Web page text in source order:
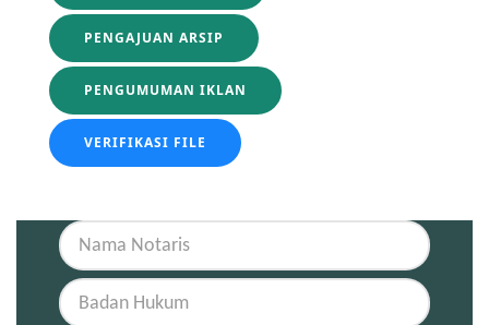
PENGAJUAN ARSIP
PENGUMUMAN IKLAN
VERIFIKASI FILE